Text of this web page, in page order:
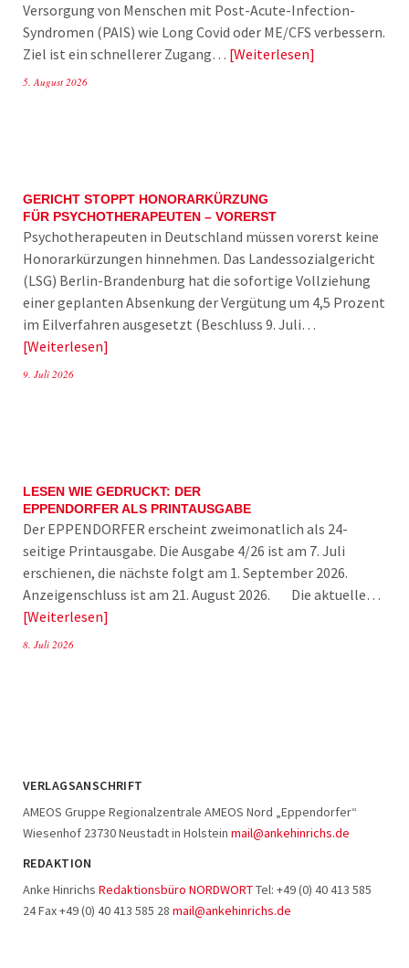
Versorgung von Menschen mit Post-Acute-Infection-
Syndromen (PAIS) wie Long Covid oder ME/CFS verbessern.
Ziel ist ein schnellerer Zugang… Weiterlesen
5. August 2026
GERICHT STOPPT HONORARKÜRZUNG
FÜR PSYCHOTHERAPEUTEN – VORERST
Psychotherapeuten in Deutschland müssen vorerst keine
Honorarkürzungen hinnehmen. Das Landessozialgericht
(LSG) Berlin-Brandenburg hat die sofortige Vollziehung
einer geplanten Absenkung der Vergütung um 4,5 Prozent
im Eilverfahren ausgesetzt (Beschluss 9. Juli…
Weiterlesen
9. Juli 2026
LESEN WIE GEDRUCKT: DER
EPPENDORFER ALS PRINTAUSGABE
Der EPPENDORFER erscheint zweimonatlich als 24-
seitige Printausgabe. Die Ausgabe 4/26 ist am 7. Juli
erschienen, die nächste folgt am 1. September 2026.
Anzeigenschluss ist am 21. August 2026. Die aktuelle…
Weiterlesen
8. Juli 2026
VERLAGSANSCHRIFT
AMEOS Gruppe Regionalzentrale AMEOS Nord „Eppendorfer“
Wiesenhof 23730 Neustadt in Holstein mail@ankehinrichs.de
REDAKTION
Anke Hinrichs Redaktionsbüro NORDWORTTel: +49 (0) 40 413 585
24 Fax +49 (0) 40 413 585 28 mail@ankehinrichs.de